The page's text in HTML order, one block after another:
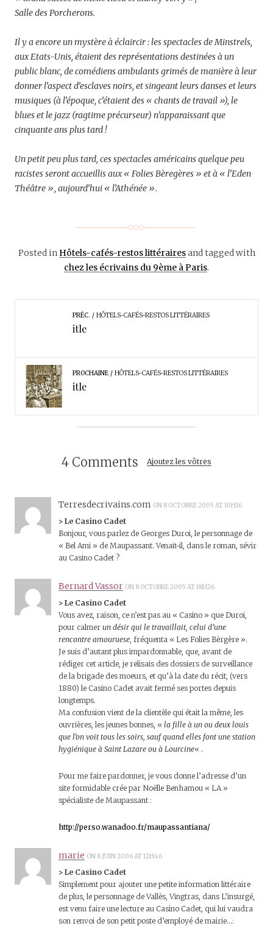
Salle des Porcherons.
Il y a encore un mystère à éclaircir : les spectacles de Minstrels,
aux Etats-Unis, étaient des représentations destinées à un
public blanc, de comédiens ambulants grimés de manière à leur
donner l’aspect d’esclaves noirs, et singeant leurs danses et leurs
musiques (à l’époque, c’étaient des « chants de travail »), le
blues et le jazz (ragtime précurseur) n’apparaissant que
cinquante ans plus tard !
Un petit peu plus tard, ces spectacles américains quelque peu
racistes seront accueillis aux « Folies Bèregères » et à « l’Eden
Théâtre », aujourd’hui « l’Athénée ».
Posted in Hôtels-cafés-restos littérairesand tagged with
chez les écrivains du 9ème à Paris.
PRÉC. HÔTELS-CAFÉS-RESTOS LITTÉRAIRES
itle
PROCHAINE HÔTELS-CAFÉS-RESTOS LITTÉRAIRES
itle
4 Comments Ajoutez les vôtres
Terresdecrivains.com ON 8 OCTOBRE 2005 AT 10H16
> Le Casino Cadet
Bonjour, vous parlez de Georges Duroi, le personnage de
« Bel Ami » de Maupassant. Venait-il, dans le roman, sévir
au Casino Cadet ?
Bernard Vassor ON 8 OCTOBRE 2005 AT 18H26
> Le Casino Cadet
Vous avez, raison, ce n’est pas au « Casino » que Duroi,
pour calmer un désir qui le travaillait, celui d’une
rencontre amouruese, fréquenta « Les Folies Bèrgère ».
Je suis d’autant plus impardonnable, que, avant de
rédiger cet article, je relisais des dossiers de surveillance
de la brigade des moeurs, et qu’à la date du récit, (vers
1880) le Casino Cadet avait fermé ses portes depuis
longtemps.
Ma confusion vient de la clientèle qui était la même, les
ouvrières, les jeunes bonnes, « la fille à un ou deux louis
que l’on voit tous les soirs, sauf quand elles font une station
hygiénique à Saint Lazare ou à Lourcine« .
Pour me faire pardonner, je vous donne l’adresse d’un
site formidable crée par Noëlle Benhamou « LA »
spécialiste de Maupassant :
http://perso.wanadoo.fr/maupassantiana/
marie ON 8 JUIN 2006 AT 12H46
> Le Casino Cadet
Simplement pour ajouter une petite information littéraire
de plus, le personnage de Vallès, Vingtras, dans L’insurgé,
est venu faire une lecture au Casino Cadet, qui lui vaudra
son renvoi de son petit poste d’employé de mairie…: